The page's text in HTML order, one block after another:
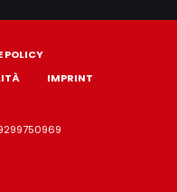
POLICY
IMPRINT